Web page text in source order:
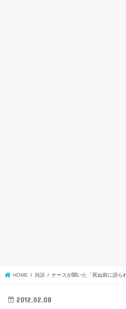
HOME 雑談 ナースが聞いた「死ぬ前に語ら
2012.02.08